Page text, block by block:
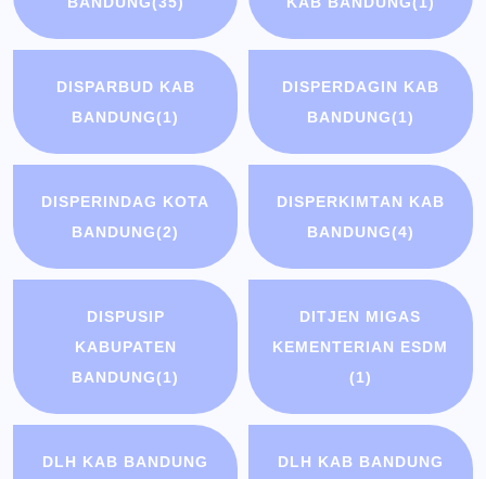
DISPARBUD KAB
BANDUNG(1)
DISPERDAGIN KAB
BANDUNG(1)
DISPERINDAG KOTA
BANDUNG(2)
DISPERKIMTAN KAB
BANDUNG(4)
DISPUSIP
KABUPATEN
BANDUNG(1)
DITJEN MIGAS
KEMENTERIAN ESDM
(1)
DLH KAB BANDUNG
DLH KAB BANDUNG